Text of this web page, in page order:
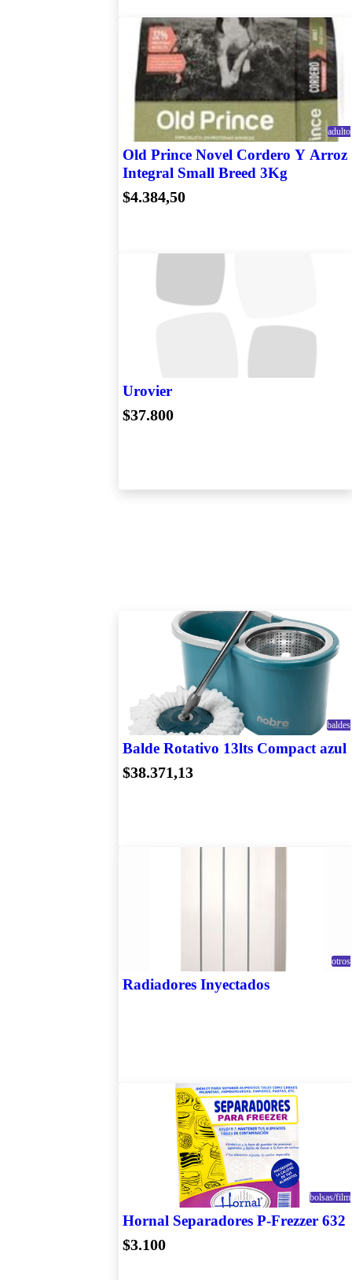
adulto
Old Prince Novel Cordero Y Arroz
Integral Small Breed 3Kg
$4.384,50
Urovier
$37.800
baldes
Balde Rotativo 13lts Compact azul
$38.371,13
otros
Radiadores Inyectados
bolsas/film
Hornal Separadores P-Frezzer 632
$3.100